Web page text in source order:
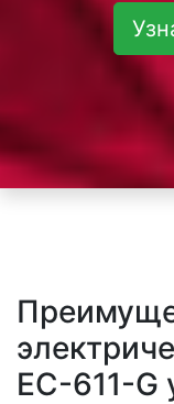
EC-611-G